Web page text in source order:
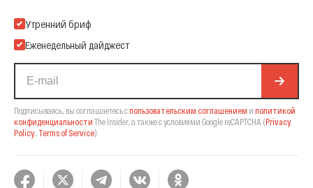
Подпишитесь на нашу Email-рассылку
Утренний бриф
Еженедельный дайджест
Подписываясь, вы соглашаетесь спользовательским соглашением и политикой
конфиденциальности The Insider, а также с условиями Google reCAPTCHA (Privacy
Policy, Terms of Service).